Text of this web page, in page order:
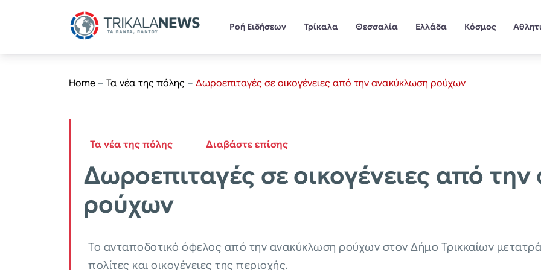
Ροή Ειδήσεων Τρίκαλα Θεσσαλία Ελλάδα Κόσμος
Home – Τα νέα της πόλης – Δωροεπιταγές σε οικογένειες από την ανακύκλωση ρούχων
Τα νέα της πόλης Διαβάστε επίσης
Δωροεπιταγές σε οικογένειες από
ρούχων
Το ανταποδοτικό όφελος από την ανακύκλωση ρούχων στον Δήμο Τρικκαίων
πολίτες και οικογένειες της περιοχής.